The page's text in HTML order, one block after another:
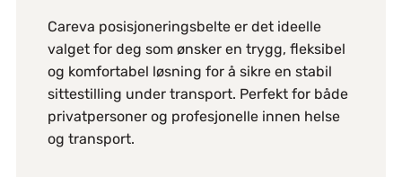
Careva posisjoneringsbelte er det ideelle
valget for deg som ønsker en trygg, fleksibel
og komfortabel løsning for å sikre en stabil
sittestilling under transport. Perfekt for både
privatpersoner og profesjonelle innen helse
og transport.